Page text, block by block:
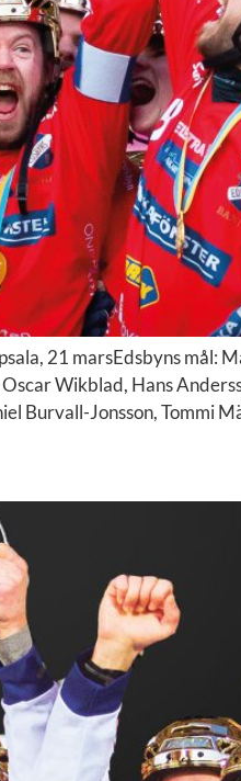
21 marsEdsbyns mål:
Wikblad, Hans
Burvall-Jonsson, Tommi